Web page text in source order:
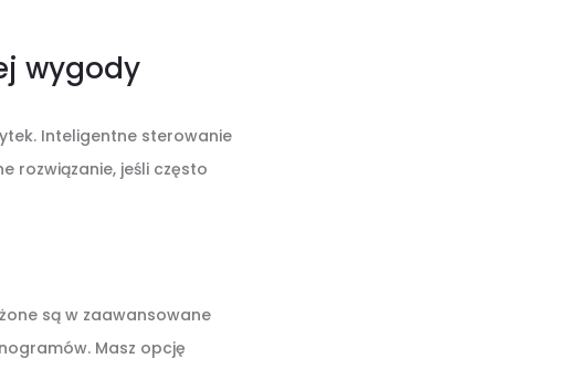
wygody
Inteligentne sterowanie
rozwiązanie, jeśli często
są w zaawansowane
Masz opcję